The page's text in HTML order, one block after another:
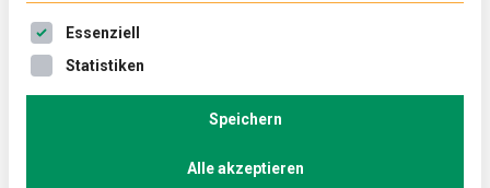
19. Juni 2021
(Fleisch-)Weglassens:
Nicht durch Beschränkungen und Verbote, sondern
durch den Anreiz einer kunterbunten Auswahl
internationaler pflanzlicher Lebensmittel mit guter
Ernährung optimieren. Lebensmittelmagazin.de hat
Es folgt eine Liste der Service-Gruppen, für die eine
Essenziell
Statistiken
Speichern
Alle akzeptieren